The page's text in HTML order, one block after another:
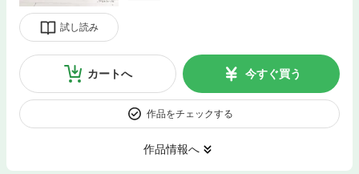
試し読み
カートへ 今すぐ買う
作品をチェックする
作品情報へ